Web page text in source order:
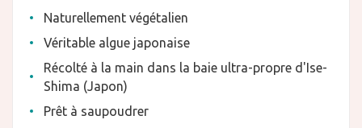
Naturellement végétalien
Véritable algue japonaise
Récolté à la main dans la baie ultra-propre d'Ise-
Shima (Japon)
Prêt à saupoudrer